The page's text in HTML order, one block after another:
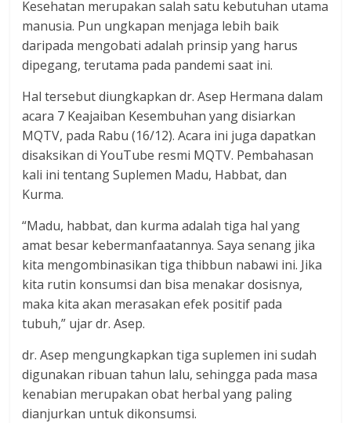
Kesehatan merupakan salah satu kebutuhan utama
manusia. Pun ungkapan menjaga lebih baik
daripada mengobati adalah prinsip yang harus
dipegang, terutama pada pandemi saat ini.
Hal tersebut diungkapkan dr. Asep Hermana dalam
acara 7 Keajaiban Kesembuhan yang disiarkan
MQTV, pada Rabu (16/12). Acara ini juga dapatkan
disaksikan di YouTube resmi MQTV. Pembahasan
kali ini tentang Suplemen Madu, Habbat, dan
Kurma.
“Madu, habbat, dan kurma adalah tiga hal yang
amat besar kebermanfaatannya. Saya senang jika
kita mengombinasikan tiga thibbun nabawi ini. Jika
kita rutin konsumsi dan bisa menakar dosisnya,
maka kita akan merasakan efek positif pada
tubuh,” ujar dr. Asep.
dr. Asep mengungkapkan tiga suplemen ini sudah
digunakan ribuan tahun lalu, sehingga pada masa
kenabian merupakan obat herbal yang paling
dianjurkan untuk dikonsumsi.